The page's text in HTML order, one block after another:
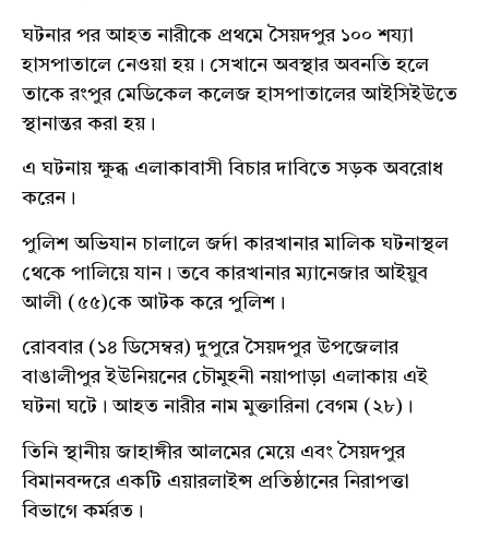
ঘটনার পর আহত নারীকে প্রথমে সৈয়দপুর ১০০ শয্যা
হাসপাতালে নেওয়া হয়। সেখানে অবস্থার অবনতি হলে
তাকে রংপুর মেডিকেল কলেজ হাসপাতালেরআইসিইউতে
স্থানান্তর করাহয়।
এঘটনায়ক্ষুব্ধ এলাকাবাসী বিচার দাবিতেসড়ক অবরোধ
করেন।
পুলিশ অভিযান চালালে জর্দা কারখানার মালিক ঘটনাস্থল
থেকে পালিয়ে যান। তবে কারখানার ম্যানেজার আইয়ুব
আলী (৫৫)কে আটক করে পুলিশ ।
রোববার(১৪ ডিসেম্বর) দুপুরে সৈয়দপুর উপজেলার
বাঙালীপুর ইউনিয়নের চৌমুহনী নয়াপাড়া এলাকায়এই
ঘটনা ঘটে। আহত নারীর নামমুক্তারিনা বেগম (২৮)।
তিনি স্থানীয় জাহাঙ্গীর আলমের মেয়েএবং সৈয়দপুর
বিমানবন্দরে একটি এয়ারলাইন্সপ্রতিষ্ঠানের নিরাপত্তা
বিভাগেকর্মরত ।